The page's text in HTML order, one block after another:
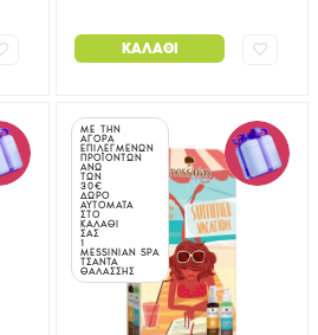
ΚΑΛΆΘΙ
ΜΕ ΤΗΝ
ΑΓΟΡΑ
ΕΠΙΛΕΓΜΕΝΩΝ
ΠΡΟΪΟΝΤΩΝ
ΑΝΩ
ΤΩΝ
30€
ΔΩΡΟ
ΑΥΤΟΜΑΤΑ
ΣΤΟ
ΚΑΛΑΘΙ
ΣΑΣ
1
MESSINIAN SPA
ΤΣΑΝΤΑ
ΘΑΛΑΣΣΗΣ